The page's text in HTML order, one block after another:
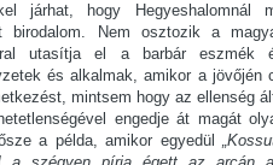
járhat, hogy Hegyeshalomnál
birodalom. Nem osztozik a
utasítja el a barbár eszmék
és alkalmak, amikor a jövőjén
mintsem hogy az ellenség
engedje át magát
a példa, amikor egyedül